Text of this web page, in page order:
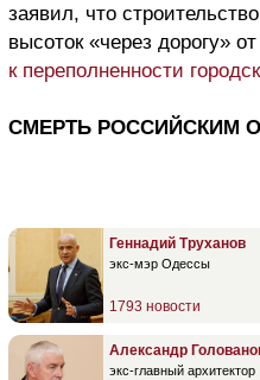
заявил, что
высоток «через дорогу»
к переполненности
СМЕРТЬ РОССИЙСКИМ
Геннадий Труханов
экс-мэр Одессы
1793 новости
Александр
экс-главный архитектор